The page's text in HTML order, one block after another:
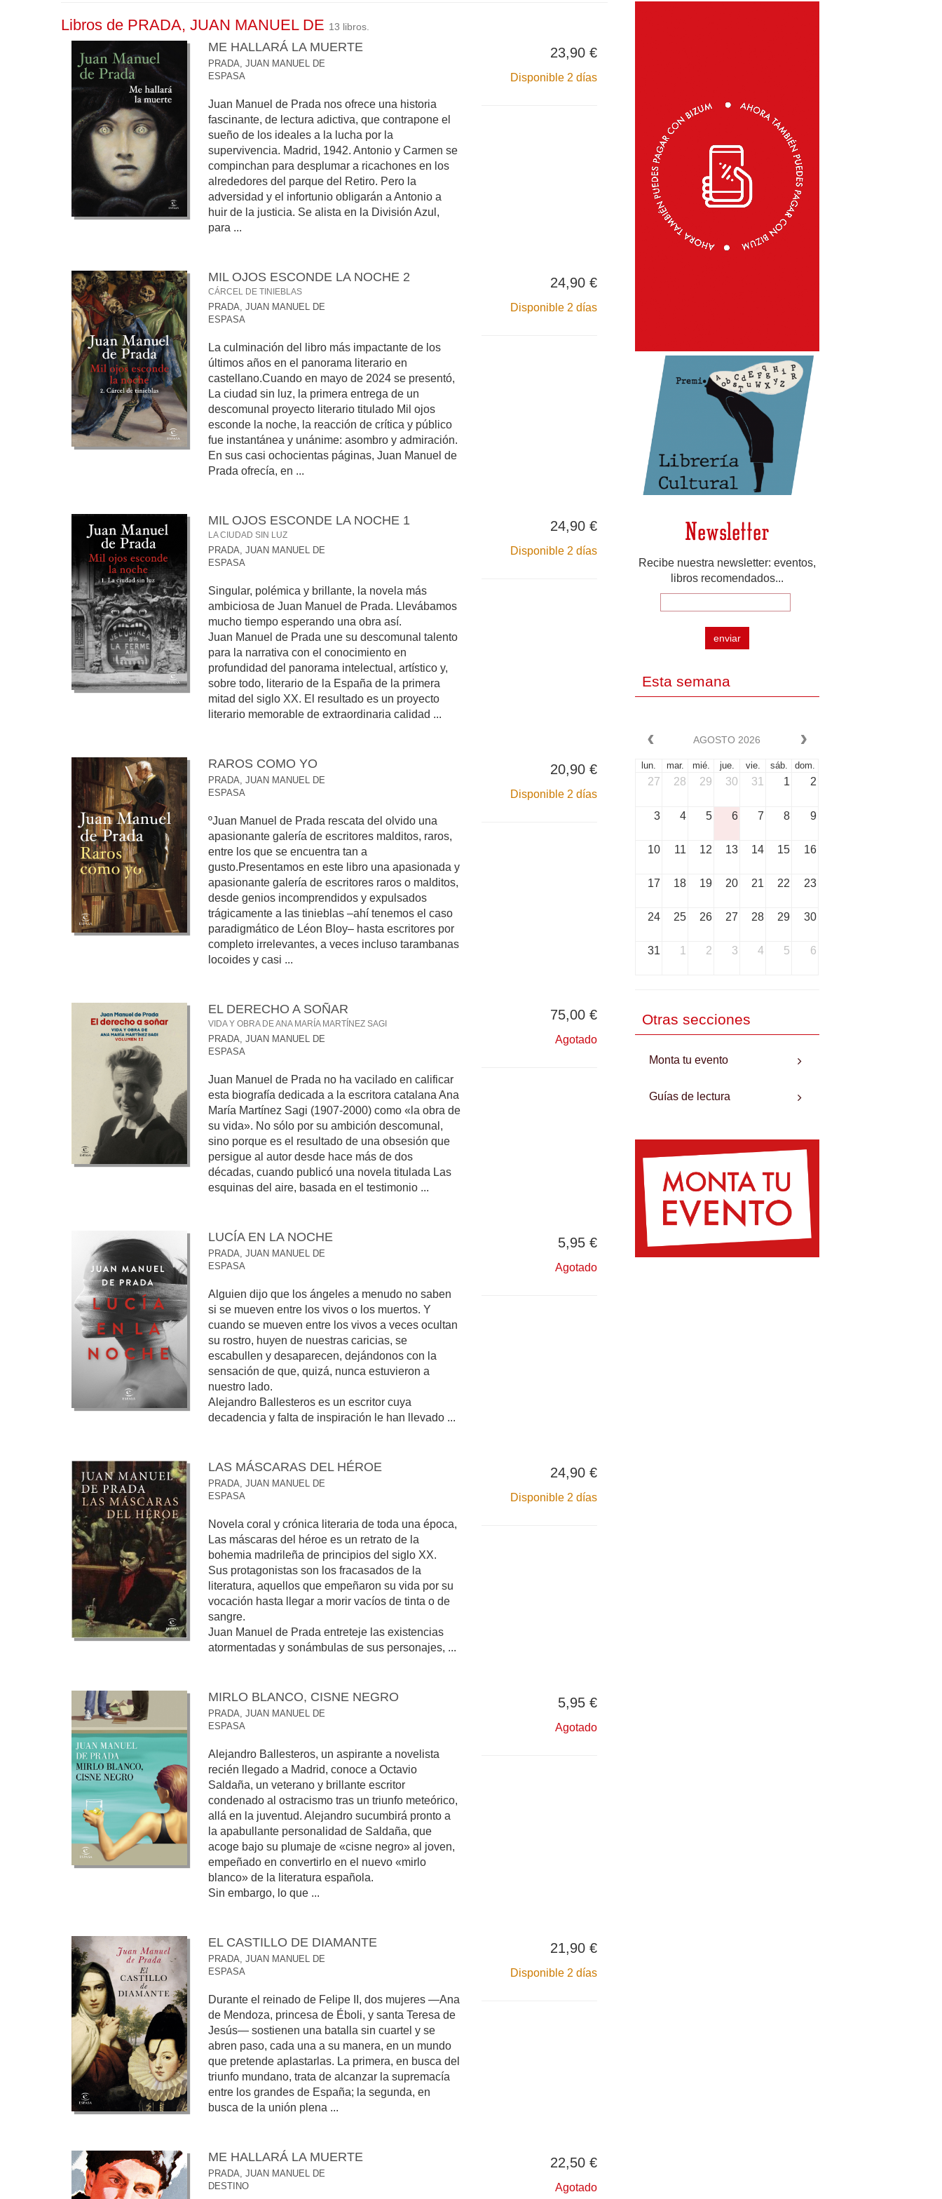
Libros de PRADA, JUAN MANUEL DE 13 libros.
ME HALLARÁ LA MUERTE
PRADA, JUAN MANUEL DE
ESPASA
Juan Manuel de Prada nos ofrece una historia
fascinante, de lectura adictiva, que contrapone el
sueño de los ideales a la lucha por la
supervivencia. Madrid, 1942. Antonio y Carmen se
compinchan para desplumar a ricachones en los
alrededores del parque del Retiro. Pero la
adversidad y el infortunio obligarán a Antonio a
huir de la justicia. Se alista en la División Azul,
para ...
23,90 €
Disponible 2 días
MIL OJOS ESCONDE LA NOCHE 2
CÁRCEL DE TINIEBLAS
PRADA, JUAN MANUEL DE
ESPASA
La culminación del libro más impactante de los
últimos años en el panorama literario en
castellano.Cuando en mayo de 2024 se presentó,
La ciudad sin luz, la primera entrega de un
descomunal proyecto literario titulado Mil ojos
esconde la noche, la reacción de crítica y público
fue instantánea y unánime: asombro y admiración.
En sus casi ochocientas páginas, Juan Manuel de
Prada ofrecía, en ...
24,90 €
Disponible 2 días
MIL OJOS ESCONDE LA NOCHE 1
LA CIUDAD SIN LUZ
PRADA, JUAN MANUEL DE
ESPASA
Singular, polémica y brillante, la novela más
ambiciosa de Juan Manuel de Prada. Llevábamos
mucho tiempo esperando una obra así.
Juan Manuel de Prada une su descomunal talento
para la narrativa con el conocimiento en
profundidad del panorama intelectual, artístico y,
sobre todo, literario de la España de la primera
mitad del siglo XX. El resultado es un proyecto
literario memorable de extraordinaria calidad ...
24,90 €
Disponible 2 días
RAROS COMO YO
PRADA, JUAN MANUEL DE
ESPASA
ºJuan Manuel de Prada rescata del olvido una
apasionante galería de escritores malditos, raros,
entre los que se encuentra tan a
gusto.Presentamos en este libro una apasionada y
apasionante galería de escritores raros o malditos,
desde genios incomprendidos y expulsados
trágicamente a las tinieblas –ahí tenemos el caso
paradigmático de Léon Bloy– hasta escritores por
completo irrelevantes, a veces incluso tarambanas
locoides y casi ...
20,90 €
Disponible 2 días
EL DERECHO A SOÑAR
VIDA Y OBRA DE ANA MARÍA MARTÍNEZ SAGI
PRADA, JUAN MANUEL DE
ESPASA
Juan Manuel de Prada no ha vacilado en calificar
esta biografía dedicada a la escritora catalana Ana
María Martínez Sagi (1907-2000) como «la obra de
su vida». No sólo por su ambición descomunal,
sino porque es el resultado de una obsesión que
persigue al autor desde hace más de dos
décadas, cuando publicó una novela titulada Las
esquinas del aire, basada en el testimonio ...
75,00 €
Agotado
LUCÍA EN LA NOCHE
PRADA, JUAN MANUEL DE
ESPASA
Alguien dijo que los ángeles a menudo no saben
si se mueven entre los vivos o los muertos. Y
cuando se mueven entre los vivos a veces ocultan
su rostro, huyen de nuestras caricias, se
escabullen y desaparecen, dejándonos con la
sensación de que, quizá, nunca estuvieron a
nuestro lado.
Alejandro Ballesteros es un escritor cuya
decadencia y falta de inspiración le han llevado ...
5,95 €
Agotado
LAS MÁSCARAS DEL HÉROE
PRADA, JUAN MANUEL DE
ESPASA
Novela coral y crónica literaria de toda una época,
Las máscaras del héroe es un retrato de la
bohemia madrileña de principios del siglo XX.
Sus protagonistas son los fracasados de la
literatura, aquellos que empeñaron su vida por su
vocación hasta llegar a morir vacíos de tinta o de
sangre.
Juan Manuel de Prada entreteje las existencias
atormentadas y sonámbulas de sus personajes, ...
24,90 €
Disponible 2 días
MIRLO BLANCO, CISNE NEGRO
PRADA, JUAN MANUEL DE
ESPASA
Alejandro Ballesteros, un aspirante a novelista
recién llegado a Madrid, conoce a Octavio
Saldaña, un veterano y brillante escritor
condenado al ostracismo tras un triunfo meteórico,
allá en la juventud. Alejandro sucumbirá pronto a
la apabullante personalidad de Saldaña, que
acoge bajo su plumaje de «cisne negro» al joven,
empeñado en convertirlo en el nuevo «mirlo
blanco» de la literatura española.
Sin embargo, lo que ...
5,95 €
Agotado
EL CASTILLO DE DIAMANTE
PRADA, JUAN MANUEL DE
ESPASA
Durante el reinado de Felipe II, dos mujeres —Ana
de Mendoza, princesa de Éboli, y santa Teresa de
Jesús— sostienen una batalla sin cuartel y se
abren paso, cada una a su manera, en un mundo
que pretende aplastarlas. La primera, en busca del
triunfo mundano, trata de alcanzar la supremacía
entre los grandes de España; la segunda, en
busca de la unión plena ...
21,90 €
Disponible 2 días
ME HALLARÁ LA MUERTE
PRADA, JUAN MANUEL DE
DESTINO
22,50 €
Agotado
Newsletter
Recibe nuestra newsletter: eventos,
libros recomendados...
enviar
Esta semana
AGOSTO 2026
lun. mar. mié. jue. vie. sáb. dom.
27 28 29 30 31 1 2
3 4 5 6 7 8 9
10 11 12 13 14 15 16
17 18 19 20 21 22 23
24 25 26 27 28 29 30
31 1 2 3 4 5 6
Otras secciones
Monta tu evento
Guías de lectura